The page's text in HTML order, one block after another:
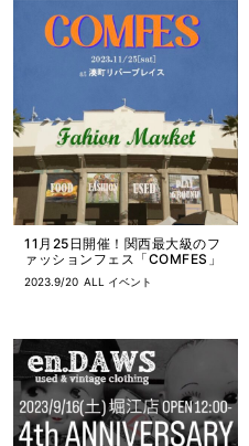
11月25日開催！関西最大級のフ
ァッションフェス「COMFES」
2023.9/20 ALL イベント